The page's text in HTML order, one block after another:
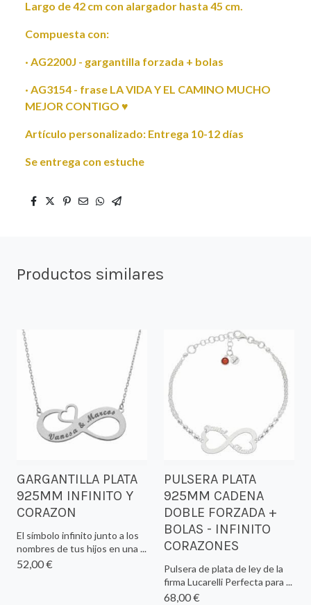
Largo de 42 cm con alargador hasta 45 cm.
Compuesta con:
· AG2200J - gargantilla forzada + bolas
· AG3154 - frase LA VIDA Y EL CAMINO MUCHO
MEJOR CONTIGO ♥
Artículo personalizado: Entrega 10-12 días
Se entrega con estuche
Productos similares
GARGANTILLA PLATA
925MM INFINITO Y
CORAZON
El símbolo infinito junto a los
nombres de tus hijos en una ...
52,00 €
PULSERA PLATA
925MM CADENA
DOBLE FORZADA +
BOLAS - INFINITO
CORAZONES
Pulsera de plata de ley de la
firma Lucarelli Perfecta para ...
68,00 €